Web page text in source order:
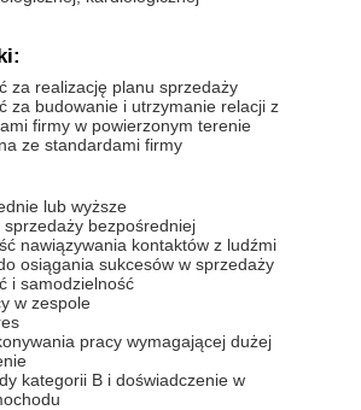
za realizację planu sprzedaży
za budowanie i utrzymanie relacji z
firmy w powierzonym terenie
ze standardami firmy
lub wyższe
sprzedaży bezpośredniej
nawiązywania kontaktów z ludźmi
osiągania sukcesów w sprzedaży
i samodzielność
w zespole
pracy wymagającej dużej
kategorii B i doświadczenie w